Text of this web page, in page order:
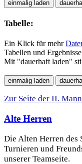
Tabelle:
Ein Klick für mehr
Tabellen und
Mit "dauerhaft laden"
Zur Seite der II.
Alte Herren
Die Alten Herren des
Turnieren und
unserer Teamseite.